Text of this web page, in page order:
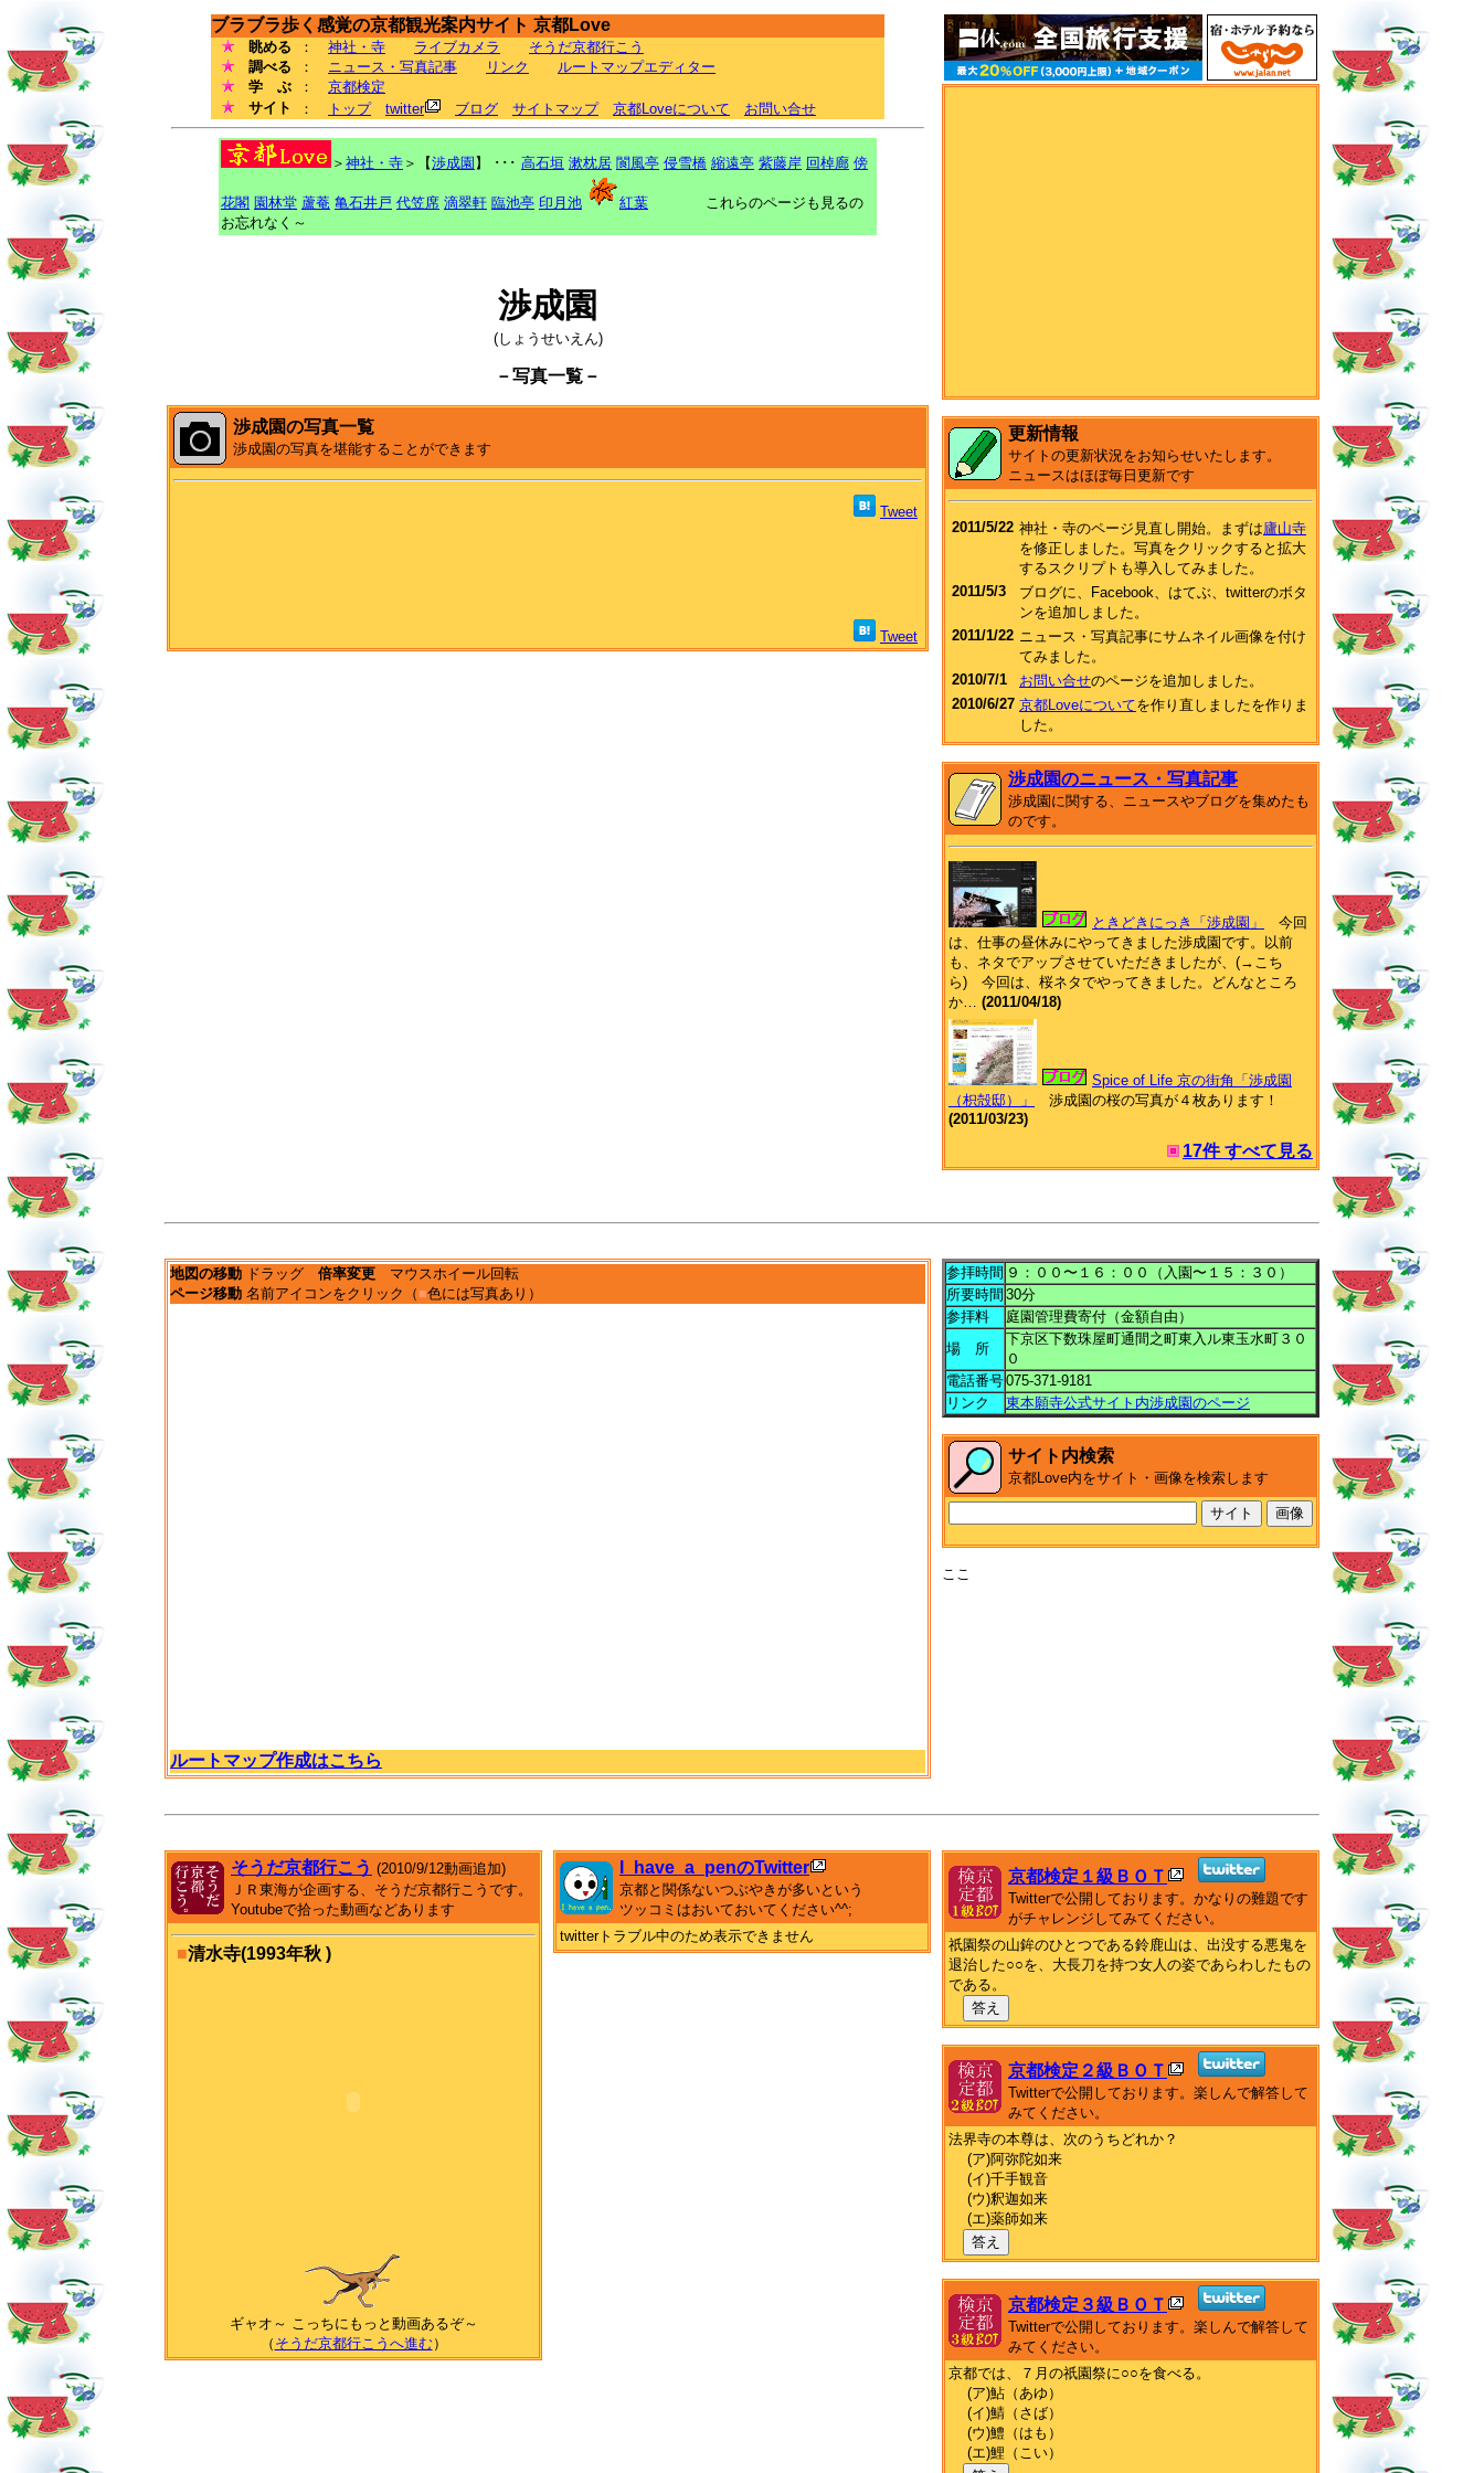
ブラブラ歩く感覚の京都観光案内サイト 京都Love
眺める ： 神社・寺 ライブカメラ
そうだ京都行こう
調べる
： ニュース・写真記事 リンク
ルートマップエディター
学 ぶ
： 京都検定
サイト
： トップ twitter ブログ サイトマップ 京都Loveについて お問い合せ
＞ 神社・寺 ＞【渉成園 】 ･･･ 高石垣 漱枕居 閬風亭 侵雪橋 縮遠亭 紫藤岸 回棹廊 傍
花閣 園林堂 蘆菴 亀石井戸 代笠席 滴翠軒 臨池亭 印月池 紅葉
これらのページも見るの
お忘れなく～
渉成園
(しょうせいえん)
－写真一覧－
渉成園の写真一覧
渉成園の写真を堪能することができます
Tweet
Tweet
更新情報
サイトの更新状況をお知らせいたします。
ニュースはほぼ毎日更新です
2011/5/22 神社・寺のページ見直し開始。まずは廬山寺
を修正しました。写真をクリックすると拡大
するスクリプトも導入してみました。
2011/5/3
ブログに、Facebook、はてぶ、twitterのボタ
ンを追加しました。
2011/1/22 ニュース・写真記事にサムネイル画像を付け
てみました。
2010/7/1
お問い合せのページを追加しました。
2010/6/27 京都Loveについてを作り直しましたを作りま
した。
渉成園のニュース・写真記事
渉成園に関する、ニュースやブログを集めたも
のです。
ときどきにっき「渉成園」
今回
は、仕事の昼休みにやってきました渉成園です。以前
も、ネタでアップさせていただきましたが、(→こち
ら) 今回は、桜ネタでやってきました。どんなところ
か… (2011/04/18)
Spice of Life 京の街角「渉成園
（枳殻邸）」
渉成園の桜の写真が４枚あります！
(2011/03/23)
17件 すべて見る
地図の移動 ドラッグ 倍率変更 マウスホイール回転
ページ移動 名前アイコンをクリック（ ■色には写真あり）
ルートマップ作成はこちら
参拝時間 ９：００〜１６：００（入園〜１５：３０）
所要時間 30分
参拝料
庭園管理費寄付（金額自由）
場 所
下京区下数珠屋町通間之町東入ル東玉水町３０
０
電話番号075-371-9181
リンク
東本願寺公式サイト内渉成園のページ
サイト内検索
京都Love内をサイト・画像を検索します
ここ
そうだ京都行こう (2010/9/12動画追加)
ＪＲ東海が企画する、そうだ京都行こうです。
Youtubeで拾った動画などあります
■清水寺(1993年秋 )
ギャオ～ こっちにもっと動画あるぞ～
（ そうだ京都行こうへ進む）
I_have_a_penのTwitter
京都と関係ないつぶやきが多いという
ツッコミはおいておいてください^^;
twitterトラブル中のため表示できません
京都検定１級ＢＯＴ
Twitterで公開しております。かなりの難題です
がチャレンジしてみてください。
祇園祭の山鉾のひとつである鈴鹿山は、出没する悪鬼を
退治した○○を、大長刀を持つ女人の姿であらわしたもの
である。
答え
京都検定２級ＢＯＴ
Twitterで公開しております。楽しんで解答して
みてください。
法界寺の本尊は、次のうちどれか？
(ア)阿弥陀如来
(イ)千手観音
(ウ)釈迦如来
(エ)薬師如来
答え
京都検定３級ＢＯＴ
Twitterで公開しております。楽しんで解答して
みてください。
京都では、７月の祇園祭に○○を食べる。
(ア)鮎（あゆ）
(イ)鯖（さば）
(ウ)鱧（はも）
(エ)鯉（こい）